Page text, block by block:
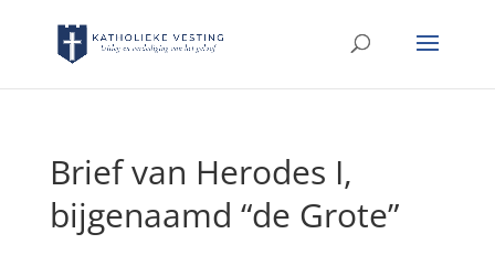
Brief van Herodes I,
bijgenaamd “de Grote”